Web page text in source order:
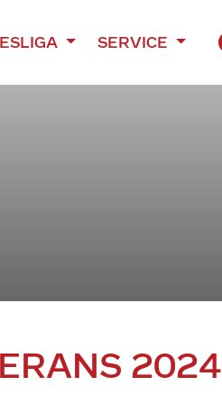
SERVICE
2024